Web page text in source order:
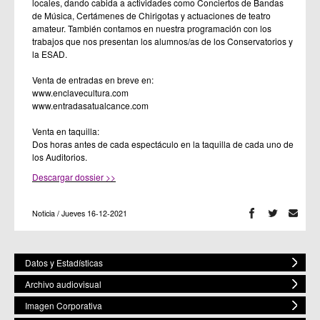
de Música, Certámenes de Chirigotas y actuaciones de teatro
amateur. También contamos en nuestra programación con los
trabajos que nos presentan los alumnos/as de los Conservatorios y
la ESAD.
Venta de entradas en breve en:
www.enclavecultura.com
www.entradasatualcance.com
Venta en taquilla:
Dos horas antes de cada espectáculo en la taquilla de cada uno de
los Auditorios.
Descargar dossier >>
Noticia / Jueves 16-12-2021
Datos y Estadísticas
Archivo audiovisual
Imagen Corporativa